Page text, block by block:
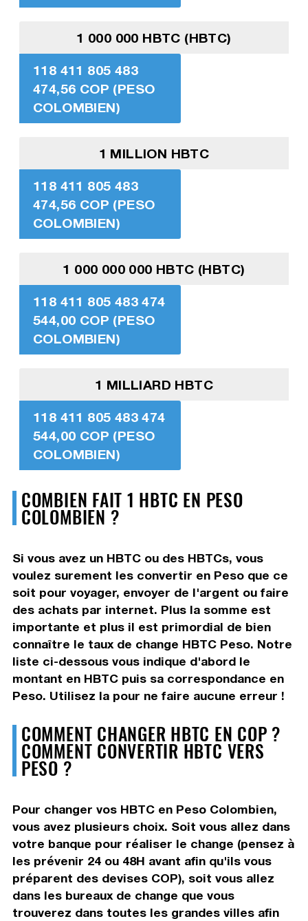
1 000 000 HBTC (HBTC)
118 411 805 483
474,56 COP (PESO
COLOMBIEN)
1 MILLION HBTC
118 411 805 483
474,56 COP (PESO
COLOMBIEN)
1 000 000 000 HBTC (HBTC)
118 411 805 483 474
544,00 COP (PESO
COLOMBIEN)
1 MILLIARD HBTC
118 411 805 483 474
544,00 COP (PESO
COLOMBIEN)
COMBIEN FAIT 1 HBTC EN PESO
COLOMBIEN ?
Si vous avez un HBTC ou des HBTCs, vous
voulez surement les convertir en Peso que ce
soit pour voyager, envoyer de l'argent ou faire
des achats par internet. Plus la somme est
importante et plus il est primordial de bien
connaître le taux de change HBTC Peso. Notre
liste ci-dessous vous indique d'abord le
montant en HBTC puis sa correspondance en
Peso. Utilisez la pour ne faire aucune erreur !
COMMENT CHANGER HBTC EN COP ?
COMMENT CONVERTIR HBTC VERS
PESO ?
Pour changer vos HBTC en Peso Colombien,
vous avez plusieurs choix. Soit vous allez dans
votre banque pour réaliser le change (pensez à
les prévenir 24 ou 48H avant afin qu'ils vous
préparent des devises COP), soit vous allez
dans les bureaux de change que vous
trouverez dans toutes les grandes villes afin